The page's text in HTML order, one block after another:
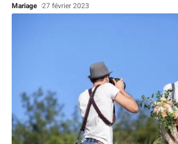
Mariage 27 février 2023